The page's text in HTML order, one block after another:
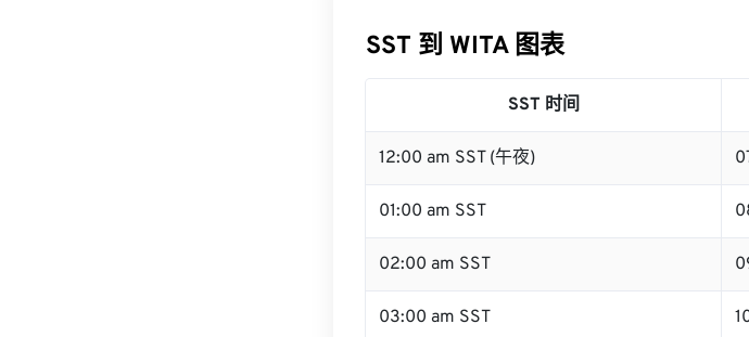
SST 到 WITA 图表
SST 时间
12:00 am SST (午夜)
01:00 am SST
02:00 am SST
03:00 am SST